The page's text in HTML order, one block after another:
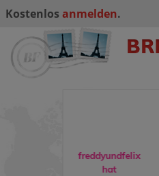
Kostenlos anmelden.
freddyundfelix